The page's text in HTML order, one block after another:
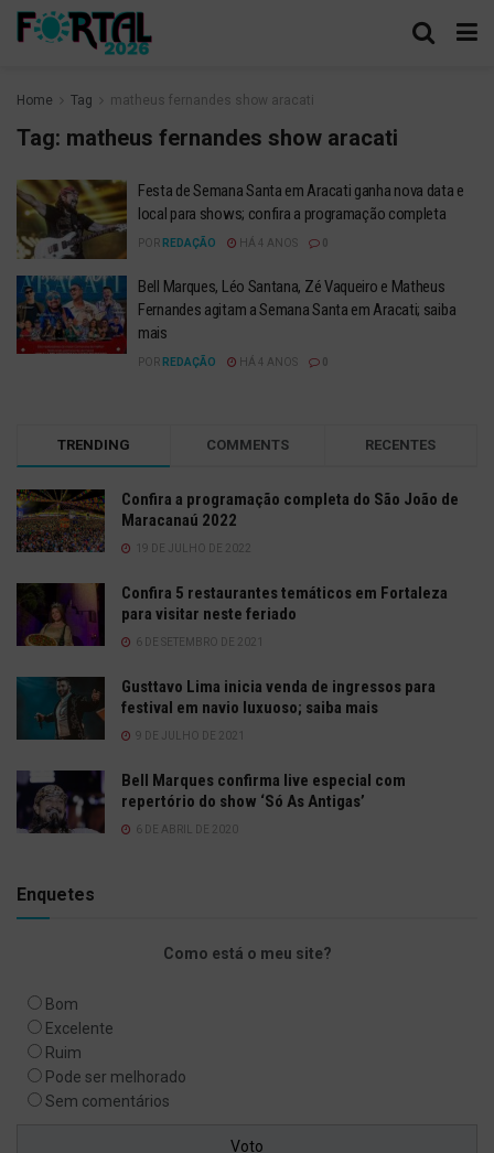
Home Tag matheus fernandes show aracati
Tag: matheus fernandes show aracati
Festa de Semana Santa em Aracati ganha nova data e
local para shows; confira a programação completa
POR REDAÇÃO HÁ 4 ANOS
Bell Marques, Léo Santana, Zé Vaqueiro e Matheus
Fernandes agitam a Semana Santa em Aracati; saiba
mais
POR REDAÇÃO HÁ 4 ANOS
TRENDING COMMENTS RECENTES
Confira a programação completa do São João de
Maracanaú 2022
19 DE JULHO DE 2022
Confira 5 restaurantes temáticos em Fortaleza
para visitar neste feriado
6 DE SETEMBRO DE 2021
Gusttavo Lima inicia venda de ingressos para
festival em navio luxuoso; saiba mais
9 DE JULHO DE 2021
Bell Marques confirma live especial com
repertório do show ‘Só As Antigas’
6 DE ABRIL DE 2020
Enquetes
Como está o meu site?
Bom
Excelente
Ruim
Pode ser melhorado
Sem comentários